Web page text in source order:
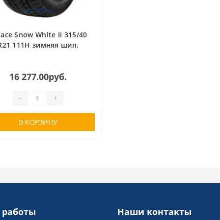
Snow White II 315/40
111H зимняя шип.
16 277.00руб.
- +
В КОРЗИНУ
Наши контакты